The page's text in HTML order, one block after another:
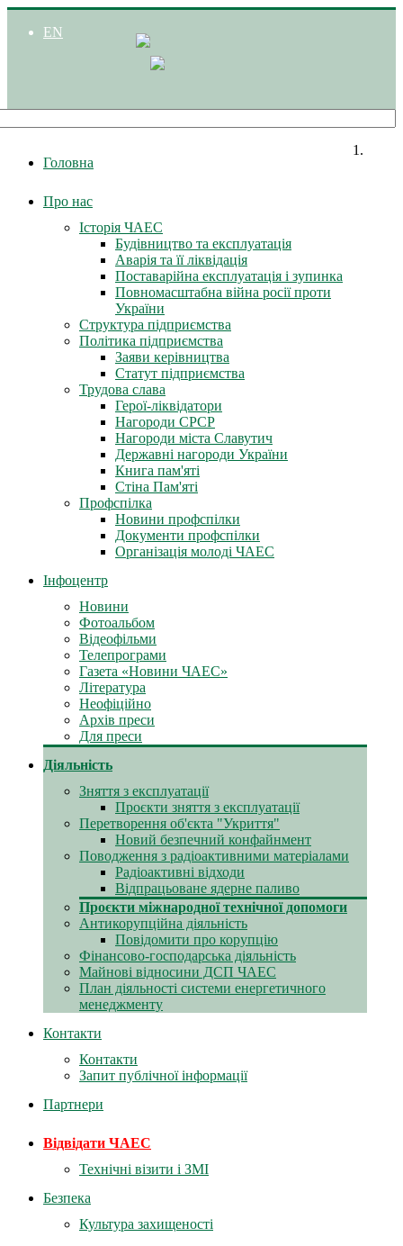
EN
Головна
Про нас
Історія ЧАЕС
Будівництво та експлуатація
Аварія та її ліквідація
Поставарійна експлуатація і зупинка
Повномасштабна війна росії проти
України
Структура підприємства
Політика підприємства
Заяви керівництва
Статут підприємства
Трудова слава
Герої-ліквідатори
Нагороди СРСР
Нагороди міста Славутич
Державні нагороди України
Книга пам'яті
Стіна Пам'яті
Профспілка
Новини профспілки
Документи профспілки
Організація молоді ЧАЕС
Інфоцентр
Новини
Фотоальбом
Відеофільми
Телепрограми
Газета «Новини ЧАЕС»
Література
Неофіційно
Архів преси
Для преси
Діяльність
Зняття з експлуатації
Проєкти зняття з експлуатації
Перетворення об'єкта "Укриття"
Новий безпечний конфайнмент
Поводження з радіоактивними матеріалами
Радіоактивні відходи
Відпрацьоване ядерне паливо
Проєкти міжнародної технічної допомоги
Антикорупційна діяльність
Повідомити про корупцію
Фінансово-господарська діяльність
Майнові відносини ДСП ЧАЕС
План діяльності системи енергетичного
менеджменту
Контакти
Контакти
Запит публічної інформації
Партнери
Відвідати ЧАЕС
Технічні візити і ЗМІ
Безпека
Культура захищеності